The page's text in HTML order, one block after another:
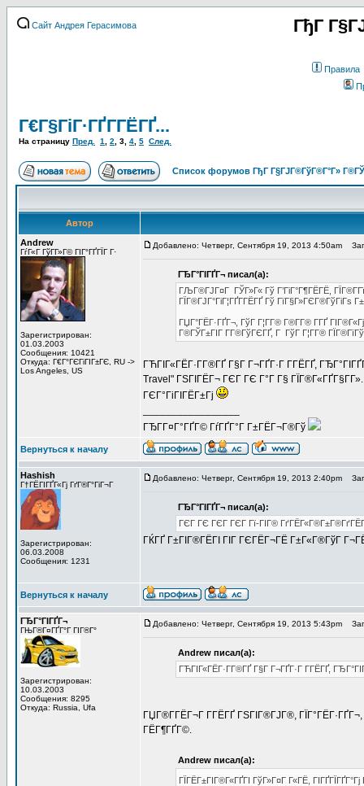
Сайт Андрея Герасимова ГђГ
Правила
Г€Г§ГіГ·ГҐГ­ГЁГҐ...
На страницу Пред. 1 2 3 4 5 След.
Список форумов ГђГ Г§ГЈГ®ГўГ®Г°Г»
Автор
Andrew
ГѓГ«Г ГўГ­Г»Г© ГІГ°ГҐГЇГ Г·
Зарегистрирован:
01.03.2003
Сообщения: 10421
Откуда: Г€Г°ГЄГіГІГ±ГЄ, RU ->
Los Angeles, US
Добавлено: Четверг, Сентября 19, 2013 4:50am
ГЂГ°ГІГҐГ¬ писал(а):
ГЉГ®ГЈГ¤Г ГЎГ»Г« Гў Г’ГіГ°Г¶ГЁГЁ,
ГЇГ®ГЈГ°ГіГ¦ГҐГ­ГЁГҐ Гў ГїГ§Г»ГЄГ®ГўГіГѕ
ГЏГ°ГЁГ·ГҐГ¬, ГўГ Г¦Г­Г® Г®Г­Г® Г­ГҐ
Г®ГЎГ±ГІГ Г­Г®ГўГЄГҐ, Г ГўГ Г¦Г­Г®
ГЋГІГ«ГЁГ·Г­Г®ГҐ Г§Г Г¬ГҐГ·Г Г­ГЁГҐ,
Travel" ГЅГІГЁГ¬ ГЄГ ГЄ Г°Г Г§
ГЄГ°ГіГІГЁГ±Гј
ГЂГ­Г¤Г°ГҐГ© ГѓГҐГ°Г Г±ГЁГ¬Г®Гў
Вернуться к началу
Hashish
Г†ГЁГІГҐГ«Гј ГґГ®Г°ГіГ¬Г
Зарегистрирован:
06.03.2008
Сообщения: 1231
Добавлено: Четверг, Сентября 19, 2013 2:40pm
ГЂГ°ГІГҐГ¬ писал(а):
ГЄГ ГЄ ГЄГ ГЄГ Гї-ГІГ®
ГЌГҐ Г±ГІГ®ГЁГІ ГІГ ГЄГЁГ¬ГЁ Г±Г«Г®ГўГ
Вернуться к началу
ГЂГ°ГІГҐГ¬
ГЊГ®Г¤ГҐГ°Г ГІГ®Г°
Зарегистрирован:
10.03.2003
Сообщения: 8295
Откуда: Russia, Ufa
Добавлено: Четверг, Сентября 19, 2013 5:43pm
Andrew писал(а):
ГЋГІГ«ГЁГ·Г­Г®ГҐ Г§Г Г¬ГҐГ·Г Г­ГЁГҐ,
ГЏГ®Г­ГЁГ¬Г Г­ГЁГҐ ГЅГІГ®ГЈГ®,
ГЁГ¶ГҐГ©.
Andrew писал(а):
ГЇГЁГ±ГІГ®Г«ГҐГІ ГўГ»Г¤Г Г«ГЁ,